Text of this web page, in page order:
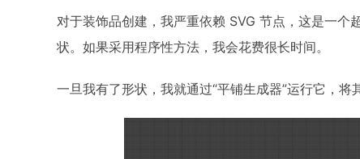
对于装饰品创建，我严重依赖 SVG 节点，这是一
状。如果采用程序性方法，我会花费很长时间。
一旦我有了形状，我就通过“平铺生成器”运行它，将